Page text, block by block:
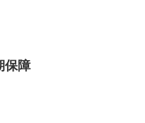
保障